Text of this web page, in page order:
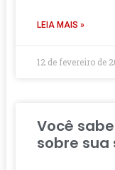
LEIA MAIS »
12 de fevereiro de
Você
sobre sua